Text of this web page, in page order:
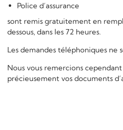
Police d’assurance
sont remis gratuitement en
dessous, dans les 72 heures.
Les demandes téléphoniques ne
Nous vous remercions
précieusement vos documents